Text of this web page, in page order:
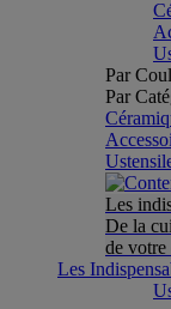
Par
Par
Les
De la
de votre
Les